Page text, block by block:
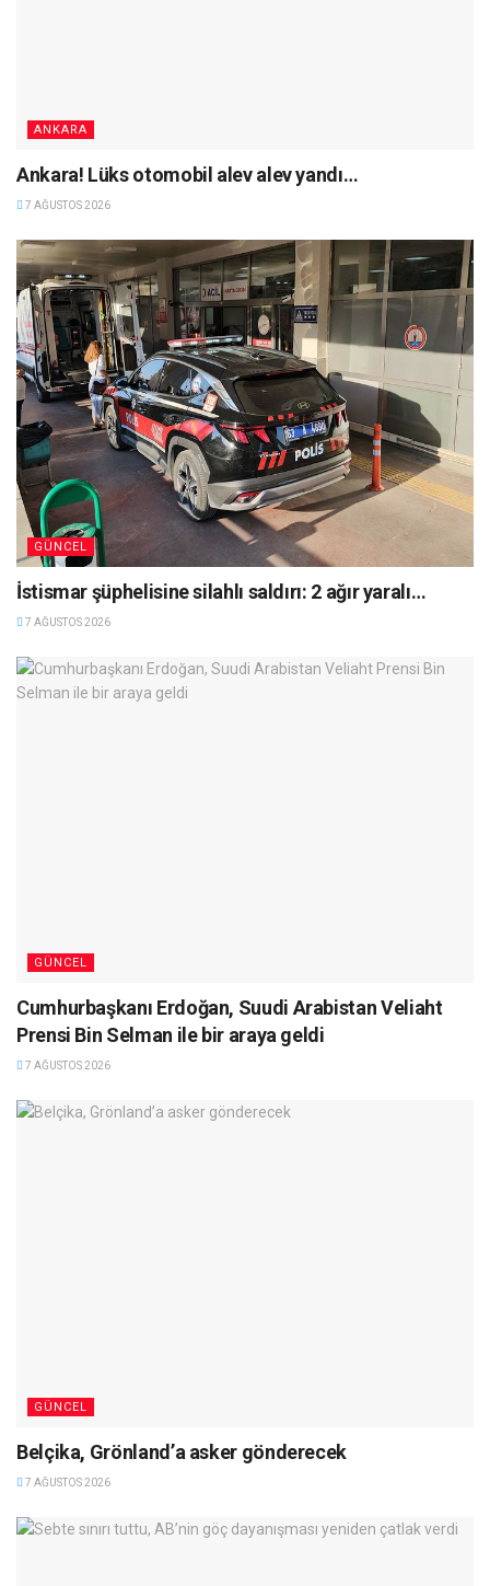
ANKARA
Ankara! Lüks otomobil alev alev yandı…
7 AĞUSTOS 2026
GÜNCEL
İstismar şüphelisine silahlı saldırı: 2 ağır yaralı…
7 AĞUSTOS 2026
GÜNCEL
Cumhurbaşkanı Erdoğan, Suudi Arabistan Veliaht
Prensi Bin Selman ile bir araya geldi
7 AĞUSTOS 2026
GÜNCEL
Belçika, Grönland’a asker gönderecek
7 AĞUSTOS 2026